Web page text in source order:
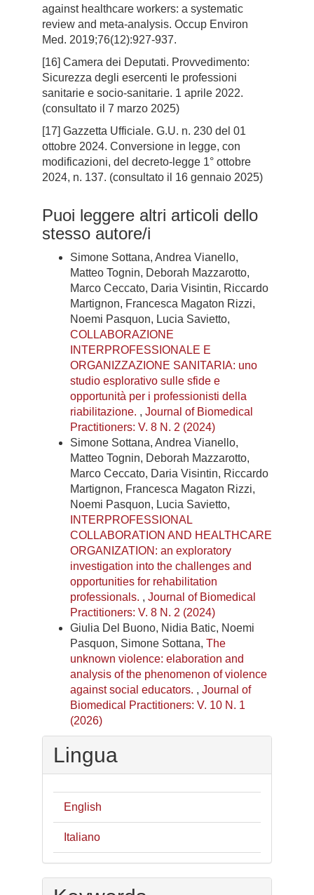
against healthcare workers: a systematic
review and meta-analysis. Occup Environ
Med. 2019;76(12):927-937.
[16] Camera dei Deputati. Provvedimento:
Sicurezza degli esercenti le professioni
sanitarie e socio-sanitarie. 1 aprile 2022.
(consultato il 7 marzo 2025)
[17] Gazzetta Ufficiale. G.U. n. 230 del 01
ottobre 2024. Conversione in legge, con
modificazioni, del decreto-legge 1° ottobre
2024, n. 137. (consultato il 16 gennaio 2025)
Puoi leggere altri articoli dello
stesso autore/i
Simone Sottana, Andrea Vianello,
Matteo Tognin, Deborah Mazzarotto,
Marco Ceccato, Daria Visintin, Riccardo
Martignon, Francesca Magaton Rizzi,
Noemi Pasquon, Lucia Savietto,
COLLABORAZIONE
INTERPROFESSIONALE E
ORGANIZZAZIONE SANITARIA: uno
studio esplorativo sulle sfide e
opportunità per i professionisti della
riabilitazione. , Journal of Biomedical
Practitioners: V. 8 N. 2 (2024)
Simone Sottana, Andrea Vianello,
Matteo Tognin, Deborah Mazzarotto,
Marco Ceccato, Daria Visintin, Riccardo
Martignon, Francesca Magaton Rizzi,
Noemi Pasquon, Lucia Savietto,
INTERPROFESSIONAL
COLLABORATION AND HEALTHCARE
ORGANIZATION: an exploratory
investigation into the challenges and
opportunities for rehabilitation
professionals. , Journal of Biomedical
Practitioners: V. 8 N. 2 (2024)
Giulia Del Buono, Nidia Batic, Noemi
Pasquon, Simone Sottana, The
unknown violence: elaboration and
analysis of the phenomenon of violence
against social educators. , Journal of
Biomedical Practitioners: V. 10 N. 1
(2026)
Lingua
English
Italiano